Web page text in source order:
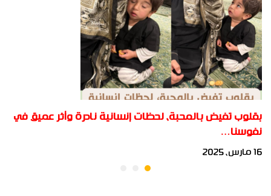
بقلوب تفيض بالمحبة، لحظات إنسانية نادرة وأثر عميق في
نفوسنا…
16 مارس، 2025